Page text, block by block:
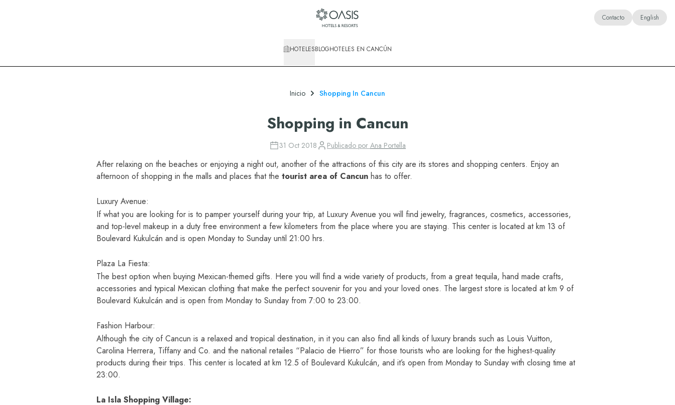
Contacto English
HOTELESBLOGHOTELES EN CANCÚN
Inicio Shopping In Cancun
Shopping in Cancun
31 Oct 2018 Publicado por Ana Portella
After relaxing on the beaches or enjoying a night out, another of the attractions of this city are its stores and shopping centers. Enjoy an
afternoon of shopping in the malls and places that the tourist area of Cancun has to offer.
Luxury Avenue:
If what you are looking for is to pamper yourself during your trip, at Luxury Avenue you will find jewelry, fragrances, cosmetics, accessories,
and top-level makeup in a duty free environment a few kilometers from the place where you are staying. This center is located at km 13 of
Boulevard Kukulcán and is open Monday to Sunday until 21:00 hrs.
Plaza La Fiesta:
The best option when buying Mexican-themed gifts. Here you will find a wide variety of products, from a great tequila, hand made crafts,
accessories and typical Mexican clothing that make the perfect souvenir for you and your loved ones. The largest store is located at km 9 of
Boulevard Kukulcán and is open from Monday to Sunday from 7:00 to 23:00.
Fashion Harbour:
Although the city of Cancun is a relaxed and tropical destination, in it you can also find all kinds of luxury brands such as Louis Vuitton,
Carolina Herrera, Tiffany and Co. and the national retailes “Palacio de Hierro” for those tourists who are looking for the highest-quality
products during their trips. This center is located at km 12.5 of Boulevard Kukulcán, and it’s open from Monday to Sunday with closing time at
23:00.
La Isla Shopping Village: